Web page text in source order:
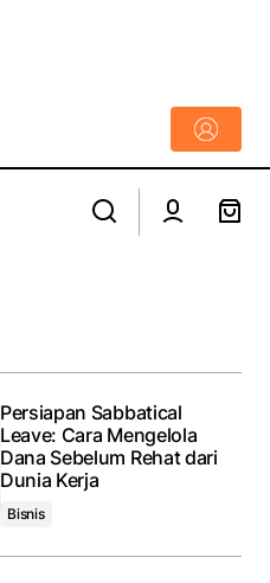
Persiapan Sabbatical
Leave: Cara Mengelola
Dana Sebelum Rehat dari
Dunia Kerja
Bisnis